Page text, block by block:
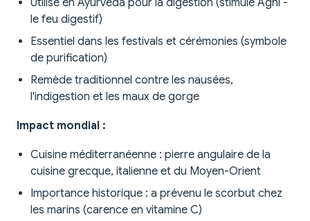
Utilisé en Ayurveda pour la digestion (stimule Agni -
le feu digestif)
Essentiel dans les festivals et cérémonies (symbole
de purification)
Remède traditionnel contre les nausées,
l'indigestion et les maux de gorge
Impact mondial :
Cuisine méditerranéenne : pierre angulaire de la
cuisine grecque, italienne et du Moyen-Orient
Importance historique : a prévenu le scorbut chez
les marins (carence en vitamine C)